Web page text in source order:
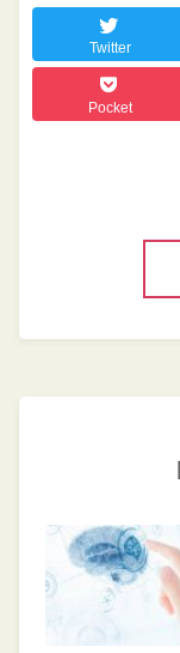
Twitter
Pocket